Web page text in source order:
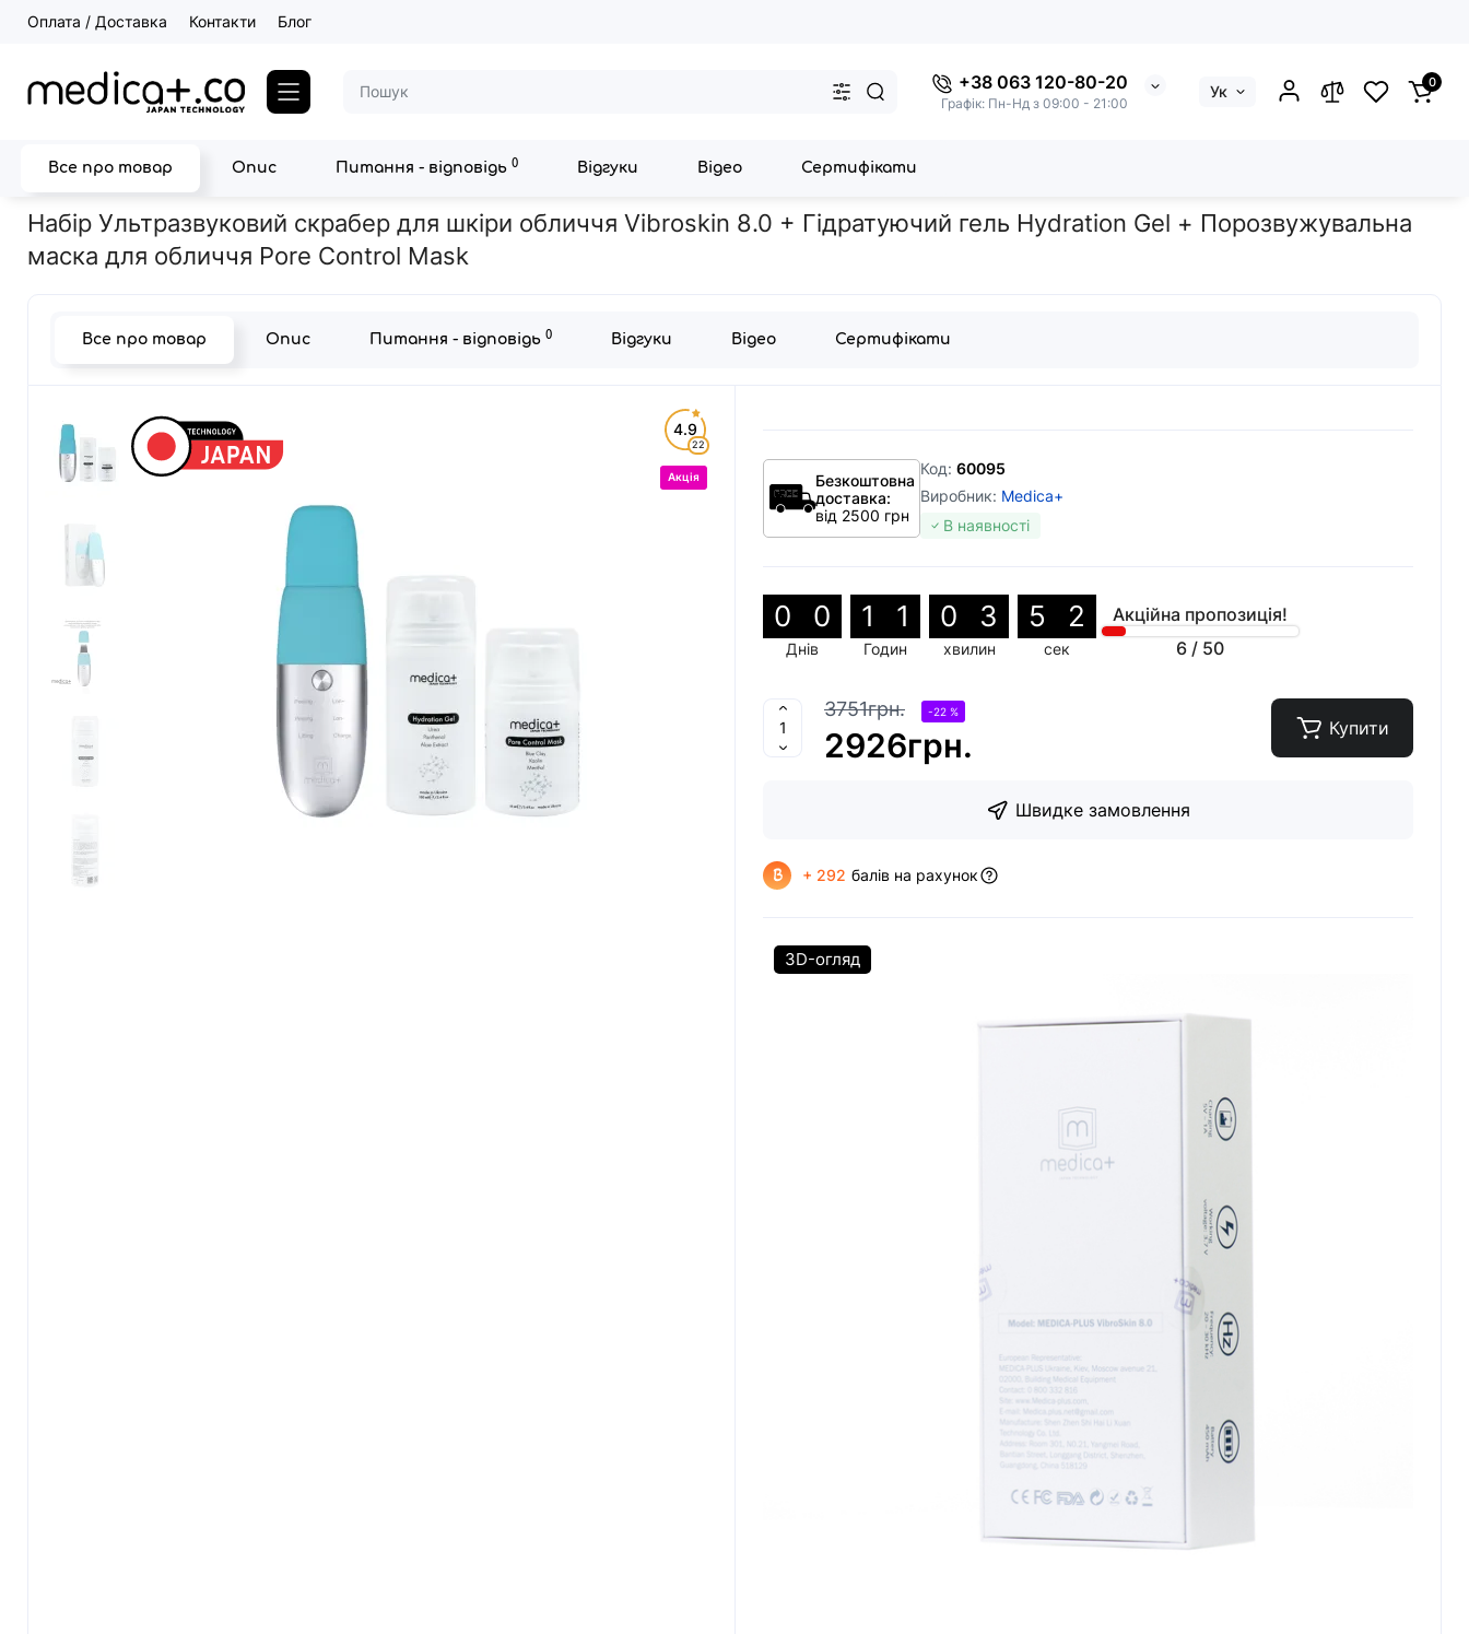
Оплата / Доставка Контакти Блог
+38 063 120-80-20
Графік: Пн-Нд з 09:00 - 21:00
Ук 0
Все про товар Опис Питання - відповідь 0 Відгуки Відео Сертифікати
Головна Набори Набір Ультразвуковий скрабер для шкіри обличчя Vibroskin 8.0 + Гідратуючий гель Hydration Gel + Порозвужувальна маска для обличчя Pore Control Mask
Набір Ультразвуковий скрабер для шкіри обличчя Vibroskin 8.0 + Гідратуючий гель Hydration Gel + Порозвужувальна
маска для обличчя Pore Control Mask
Все про товар Опис Питання - відповідь 0 Відгуки Відео Сертифікати
4.9
22
Акція
Безкоштовна
доставка:
від 2500 грн
Код: 60095
Виробник: Medica+
В наявності
0 0
Днів
1 1
Годин
0 3
хвилин
5 1
сек
Акційна пропозиція!
6 / 50
3751грн. -22 %
2926грн. Купити
Швидке замовлення
+ 292 балів на рахунок
3D-огляд